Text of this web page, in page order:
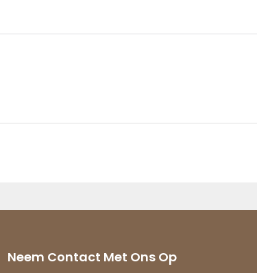
Neem Contact Met Ons Op